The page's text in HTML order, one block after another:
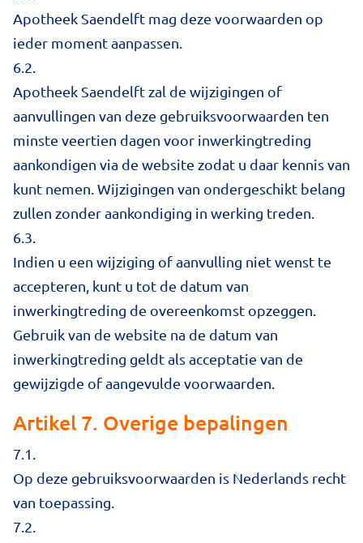
Apotheek Saendelft mag deze voorwaarden op
ieder moment aanpassen.
6.2.
Apotheek Saendelft zal de wijzigingen of
aanvullingen van deze gebruiksvoorwaarden ten
minste veertien dagen voor inwerkingtreding
aankondigen via de website zodat u daar kennis van
kunt nemen. Wijzigingen van ondergeschikt belang
zullen zonder aankondiging in werking treden.
6.3.
Indien u een wijziging of aanvulling niet wenst te
accepteren, kunt u tot de datum van
inwerkingtreding de overeenkomst opzeggen.
Gebruik van de website na de datum van
inwerkingtreding geldt als acceptatie van de
gewijzigde of aangevulde voorwaarden.
Artikel 7. Overige bepalingen
7.1.
Op deze gebruiksvoorwaarden is Nederlands recht
van toepassing.
7.2.